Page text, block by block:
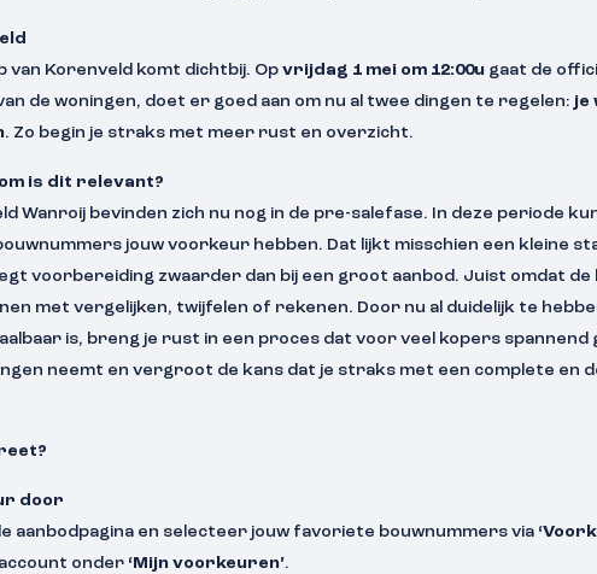
van Korenveld komt dichtbij. Op vrijdag 1 mei om 12:00ugaat de
de woningen, doet er goed aan om nu al twee dingen te regelen: je
. Zo begin je straks met meer rust en overzicht.
is dit relevant?
Wanroij bevinden zich nu nog in de pre-salefase. In deze periode
jouw voorkeur hebben. Dat lijkt misschien een kleine
voorbereiding zwaarder dan bij een groot aanbod. Juist omdat de
met vergelijken, twijfelen of rekenen. Door nu al duidelijk te
is, breng je rust in een proces dat voor veel kopers spannend
neemt en vergroot de kans dat je straks met een complete en
door
aanbodpagina en selecteer jouw favoriete bouwnummers via
onder ‘Mijn voorkeuren’.